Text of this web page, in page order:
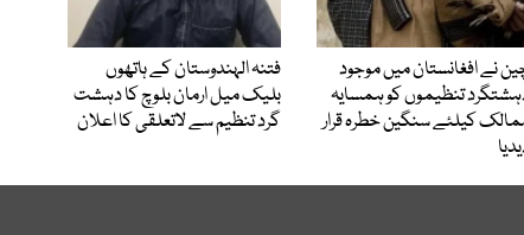
نے افغانستان میں موجود
تنظیموں کو ہمسایہ
کیلئے سنگین خطرہ قرار
فتنہ الہندوستان کے ہاتھوں
بلیک میل ارمان بلوچ کا دہشت
گرد تنظیم سے لاتعلقی کا اعلان